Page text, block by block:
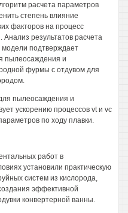
расчета параметров
степень влияние
факторов на процесс
результатов расчета
подтверждает
пылеосаждения и
фурмы с отдувом для
пылеосаждения и
ускорению процессов vt и vc
по ходу плавки.
работ в
установили практическую
систем из кислорода,
эффективной
конвертерной ванны.